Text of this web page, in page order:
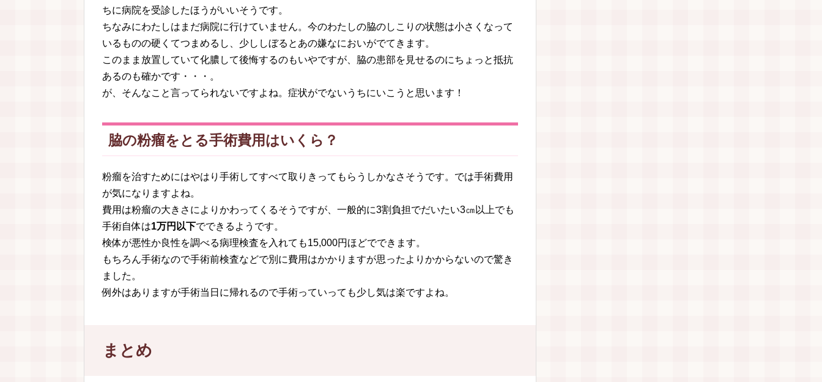
ちに病院を受診したほうがいいそうです。
ちなみにわたしはまだ病院に行けていません。今のわたしの脇のしこりの状態は小さくなって
いるものの硬くてつまめるし、少ししぼるとあの嫌なにおいがでてきます。
このまま放置していて化膿して後悔するのもいやですが、脇の患部を見せるのにちょっと抵抗
あるのも確かです・・・。
が、そんなこと言ってられないですよね。症状がでないうちにいこうと思います！
脇の粉瘤をとる手術費用はいくら？
粉瘤を治すためにはやはり手術してすべて取りきってもらうしかなさそうです。では手術費用
が気になりますよね。
費用は粉瘤の大きさによりかわってくるそうですが、一般的に3割負担でだいたい3㎝以上でも
手術自体は1万円以下でできるようです。
検体が悪性か良性を調べる病理検査を入れても15,000円ほどでできます。
もちろん手術なので手術前検査などで別に費用はかかりますが思ったよりかからないので驚き
ました。
例外はありますが手術当日に帰れるので手術っていっても少し気は楽ですよね。
まとめ